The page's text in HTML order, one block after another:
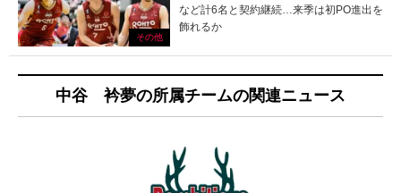
その他
など計6名と契約継続…来季は初PO進出を
飾れるか
中谷 衿夢の所属チームの関連ニュース